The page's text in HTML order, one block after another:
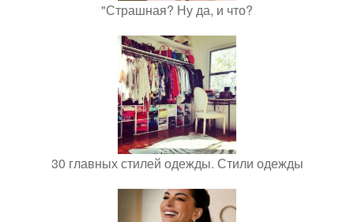
"Страшная? Ну да, и что?
30 главных стилей одежды. Стили одежды